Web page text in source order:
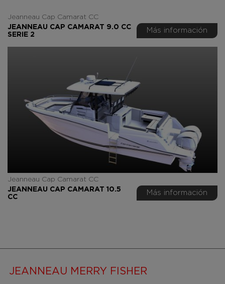
Jeanneau Cap Camarat CC
JEANNEAU CAP CAMARAT 9.0 CC
SERIE 2
Más información
Jeanneau Cap Camarat CC
JEANNEAU CAP CAMARAT 10.5
CC
Más información
JEANNEAU MERRY FISHER